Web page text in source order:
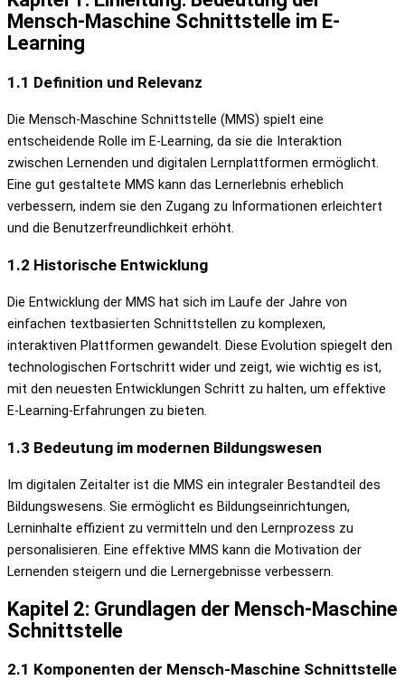
Mensch-Maschine Schnittstelle im E-
Learning
1.1 Definition und Relevanz
Die Mensch-Maschine Schnittstelle (MMS) spielt eine
entscheidende Rolle im E-Learning, da sie die Interaktion
zwischen Lernenden und digitalen Lernplattformen ermöglicht.
Eine gut gestaltete MMS kann das Lernerlebnis erheblich
verbessern, indem sie den Zugang zu Informationen erleichtert
und die Benutzerfreundlichkeit erhöht.
1.2 Historische Entwicklung
Die Entwicklung der MMS hat sich im Laufe der Jahre von
einfachen textbasierten Schnittstellen zu komplexen,
interaktiven Plattformen gewandelt. Diese Evolution spiegelt den
technologischen Fortschritt wider und zeigt, wie wichtig es ist,
mit den neuesten Entwicklungen Schritt zu halten, um effektive
E-Learning-Erfahrungen zu bieten.
1.3 Bedeutung im modernen Bildungswesen
Im digitalen Zeitalter ist die MMS ein integraler Bestandteil des
Bildungswesens. Sie ermöglicht es Bildungseinrichtungen,
Lerninhalte effizient zu vermitteln und den Lernprozess zu
personalisieren. Eine effektive MMS kann die Motivation der
Lernenden steigern und die Lernergebnisse verbessern.
Kapitel 2: Grundlagen der Mensch-Maschine
Schnittstelle
2.1 Komponenten der Mensch-Maschine Schnittstelle